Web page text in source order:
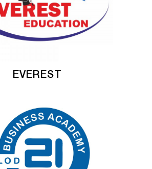
EVEREST